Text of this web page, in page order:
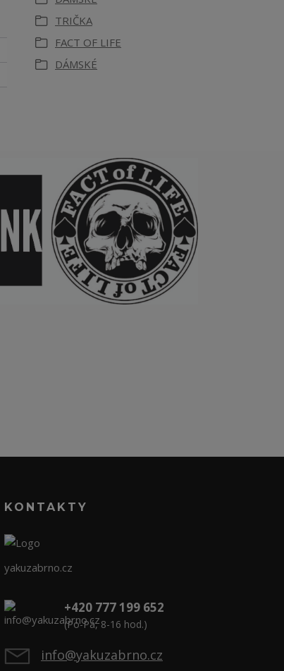
TRIČKA
FACT OF LIFE
DÁMSKÉ
KONTAKTY
yakuzabrno.cz
+420 777 199 652
(Po-Pá, 8-16 hod.)
info@yakuzabrno.cz